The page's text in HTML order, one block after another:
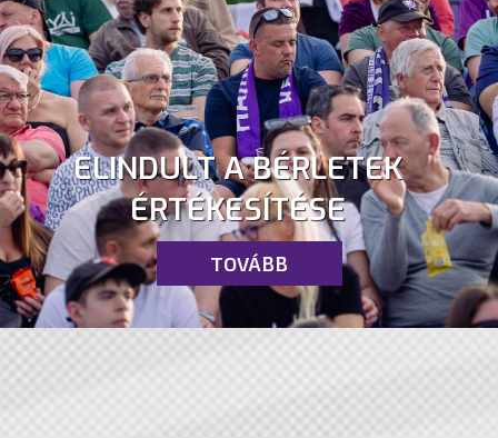
ELINDULT A BÉRLETEK
ÉRTÉKESÍTÉSE
TOVÁBB